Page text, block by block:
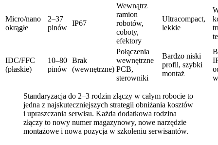
Micro/nano
okrągłe
2–37
pinów
IP67
Wewnątrz
ramion
robotów,
coboty,
efektory
Ultracompact,
lekkie
IDC/FFC
(płaskie)
10–80
pinów
Brak
(wewnętrzne)
Połączenia
wewnętrzne
PCB,
sterowniki
Bardzo niski
profil, szybki
montaż
Standaryzacja do 2–3 rodzin złączy w całym robocie to
jedna z najskuteczniejszych strategii obniżania kosztów
i upraszczania serwisu. Każda dodatkowa rodzina
złączy to nowy numer magazynowy, nowe narzędzie
montażowe i nowa pozycja w szkoleniu serwisantów.